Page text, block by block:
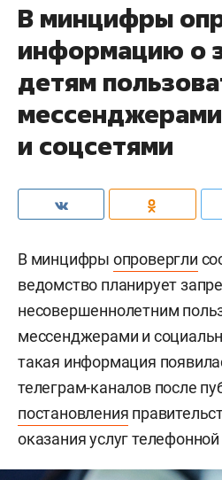
В минцифры
информацию о
детям
мессенджерами
и соцсетями
В минцифры опровергли
ведомство планирует
несовершеннолетним
мессенджерами и
такая информация
телеграм-каналов после
постановления
оказания услуг